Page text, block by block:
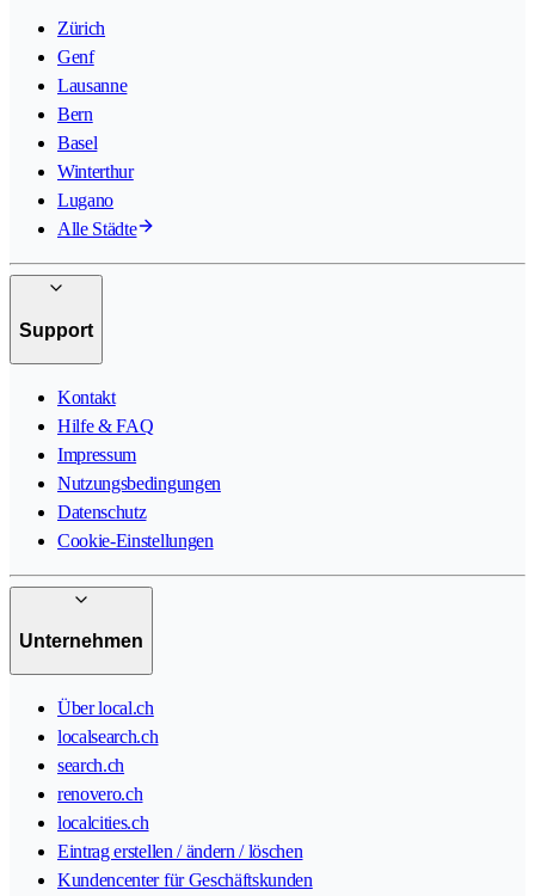
Zürich
Genf
Lausanne
Bern
Basel
Winterthur
Lugano
Alle Städte
Support
Kontakt
Hilfe & FAQ
Impressum
Nutzungsbedingungen
Datenschutz
Cookie-Einstellungen
Unternehmen
Über local.ch
localsearch.ch
search.ch
renovero.ch
localcities.ch
Eintrag erstellen / ändern / löschen
Kundencenter für Geschäftskunden